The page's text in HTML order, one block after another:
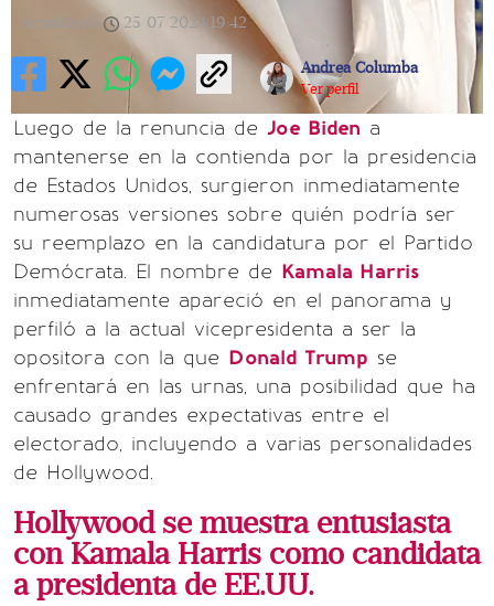
Actualizada
25/07/2024 19:42
Andrea Columba
Ver perfil
Luego de la renuncia de Joe Biden a
mantenerse en la contienda por la presidencia
de Estados Unidos, surgieron inmediatamente
numerosas versiones sobre quién podría ser
su reemplazo en la candidatura por el Partido
Demócrata. El nombre de Kamala Harris
inmediatamente apareció en el panorama y
perfiló a la actual vicepresidenta a ser la
opositora con la que Donald Trump se
enfrentará en las urnas, una posibilidad que ha
causado grandes expectativas entre el
electorado, incluyendo a varias personalidades
de Hollywood.
Hollywood se muestra entusiasta
con Kamala Harris como candidata
a presidenta de EE.UU.